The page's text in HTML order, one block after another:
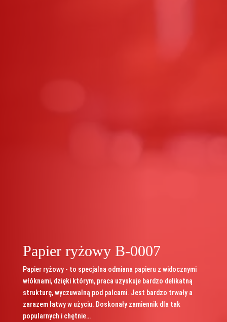
Papier ryżowy B-0007
Papier ryżowy - to specjalna odmiana papieru z widocznymi
włóknami, dzięki którym, praca uzyskuje bardzo delikatną
strukturę, wyczuwalną pod palcami. Jest bardzo trwały a
zarazem łatwy w użyciu. Doskonały zamiennik dla tak
popularnych i chętnie…